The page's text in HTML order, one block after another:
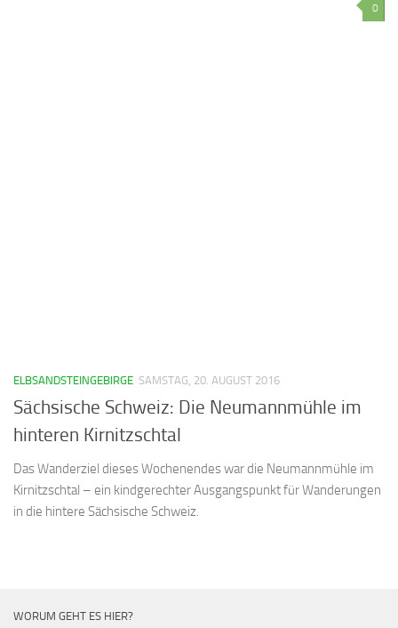
0
ELBSANDSTEINGEBIRGE SAMSTAG, 20. AUGUST 2016
Sächsische Schweiz: Die Neumannmühle im
hinteren Kirnitzschtal
Das Wanderziel dieses Wochenendes war die Neumannmühle im
Kirnitzschtal – ein kindgerechter Ausgangspunkt für Wanderungen
in die hintere Sächsische Schweiz.
WORUM GEHT ES HIER?